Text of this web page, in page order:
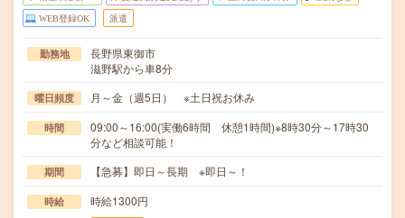
WEB登録OK 派遣
勤務地
長野県東御市
滋野駅から車8分
曜日頻度 月～金（週5日） ※土日祝お休み
時間
09:00～16:00(実働6時間 休憩1時間)※8時30分～17時30
分など相談可能！
期間 【急募】即日～長期 ※即日～！
時給 時給1300円